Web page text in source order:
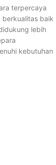
terpercaya
baik
lebih
kebutuhan